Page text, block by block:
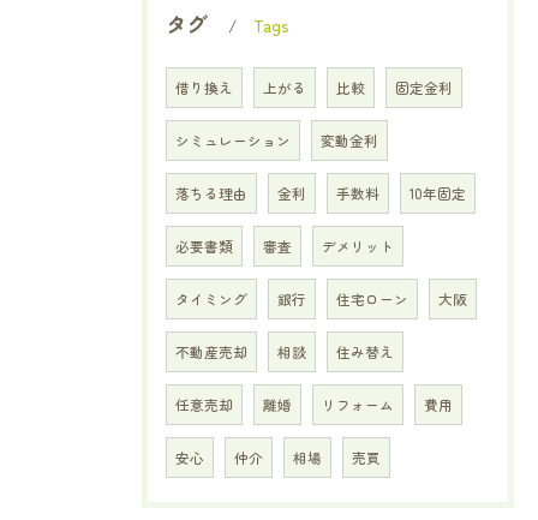
タグ Tags
借り換え 上がる 比較 固定金利
シミュレーション 変動金利
落ちる理由 金利 手数料 10年固定
必要書類 審査 デメリット
タイミング 銀行 住宅ローン 大阪
不動産売却 相談 住み替え
任意売却 離婚 リフォーム 費用
安心 仲介 相場 売買